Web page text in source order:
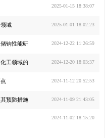
2025-01-15 18:38:07
2025-01-01 18:02:23
域
2024-12-22 11:26:59
钠性能研
2024-12-20 18:03:37
工领域的
2024-11-12 20:52:53
2024-11-09 21:43:05
预防措施
2024-11-02 18:15:20